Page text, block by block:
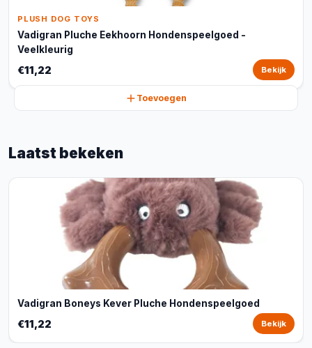
PLUSH DOG TOYS
Vadigran Pluche Eekhoorn Hondenspeelgoed -
Veelkleurig
€11,22 Bekijk
Toevoegen
Laatst bekeken
Vadigran Boneys Kever Pluche Hondenspeelgoed
€11,22 Bekijk